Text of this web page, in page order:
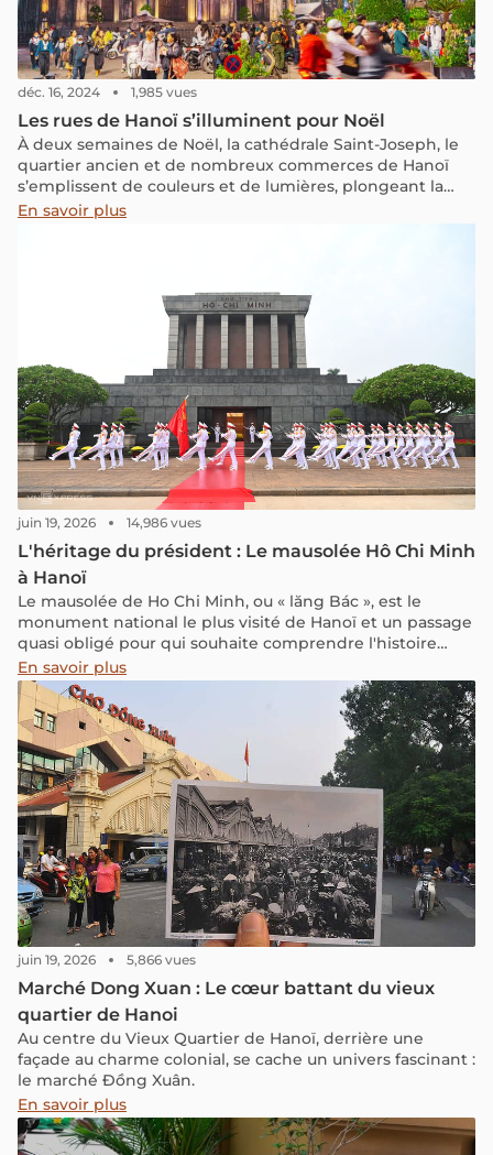
déc. 16, 2024 1,985 vues
Les rues de Hanoï s’illuminent pour Noël
À deux semaines de Noël, la cathédrale Saint-Joseph, le
quartier ancien et de nombreux commerces de Hanoï
s’emplissent de couleurs et de lumières, plongeant la
ville dans l’ambiance festive de fin d’année.
En savoir plus
juin 19, 2026 14,986 vues
L'héritage du président : Le mausolée Hô Chi Minh
à Hanoï
Le mausolée de Ho Chi Minh, ou « lăng Bác », est le
monument national le plus visité de Hanoï et un passage
quasi obligé pour qui souhaite comprendre l'histoire
moderne du Vietnam. Ce guide vous donne toutes les
informations pratiques pour 2026 : horaires actuels, prix
d'entrée, code vestimentaire, accès, calendrier de
fermeture annuelle et conseils pour combiner la visite
avec les autres sites de la place Ba Dinh.
En savoir plus
juin 19, 2026 5,866 vues
Marché Dong Xuan : Le cœur battant du vieux
quartier de Hanoi
Au centre du Vieux Quartier de Hanoï, derrière une
façade au charme colonial, se cache un univers fascinant :
le marché Đồng Xuân.
En savoir plus